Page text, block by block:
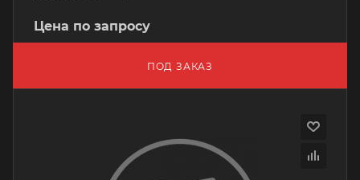
Цена по запросу
ПОД ЗАКАЗ